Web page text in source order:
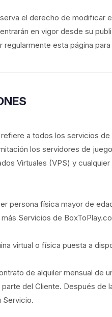
el derecho de modificar
en vigor desde su
regularmente esta página
refiere a todos los servicios
los servidores de
Virtuales (VPS) y
persona física mayor de
Servicios de
virtual o física puesta a
de alquiler mensual de
del Cliente. Después de
Servicio.